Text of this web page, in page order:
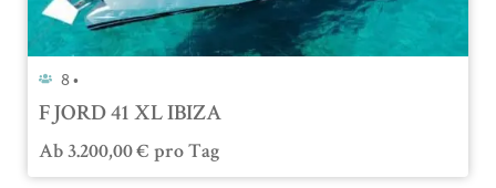
8 •
FJORD 41 XL IBIZA
Ab 3.200,00€ pro Tag